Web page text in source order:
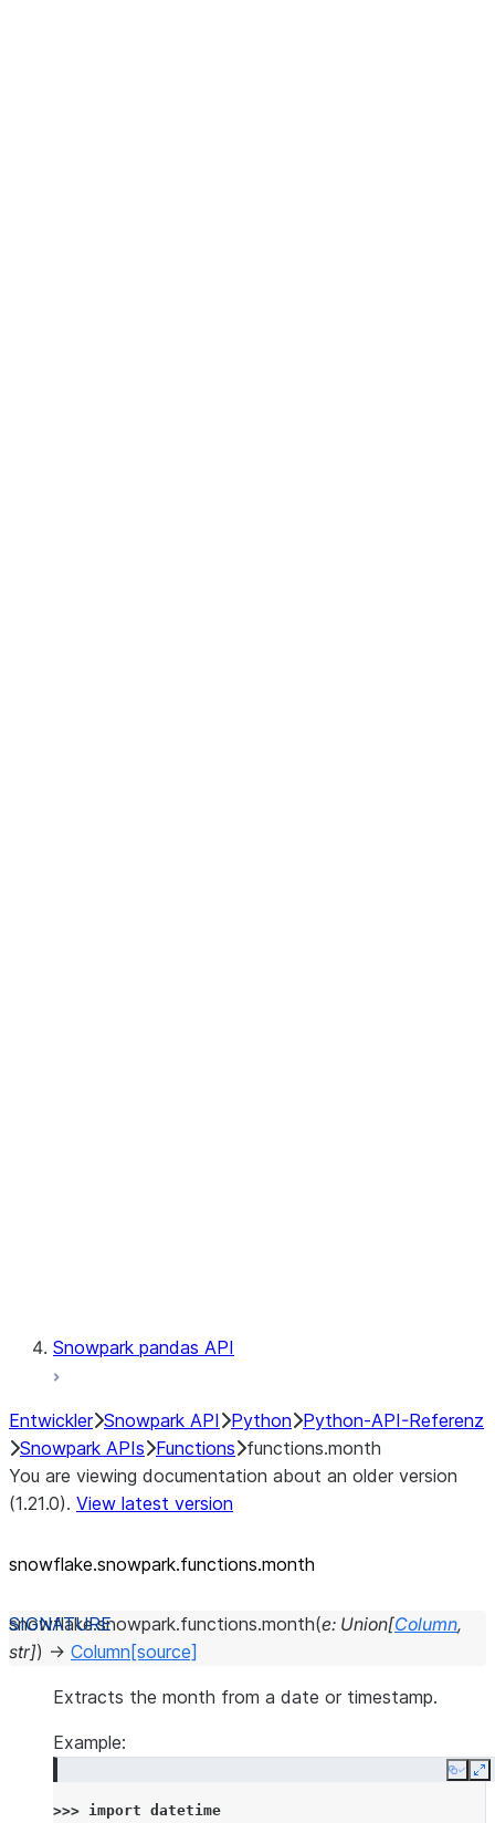
Snowpark pandas API
Entwickler Snowpark API Python Python-API-Referenz
Snowpark APIs Functions functions.month
You are viewing documentation about an older version
(1.21.0). View latest version
snowflake.snowpark.functions.month
snowflake.snowpark.functions.month(e: Union[Column,
str]) → Column [source]
Extracts the month from a date or timestamp.
Example:
Copy
>>> import datetime